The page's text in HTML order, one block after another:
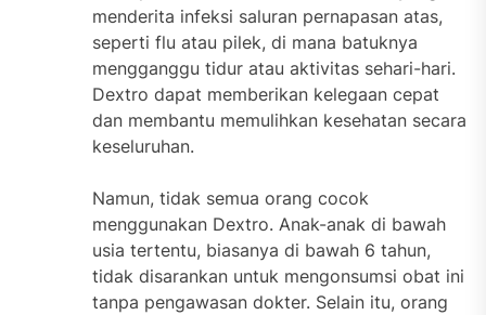
menderita infeksi saluran pernapasan atas,
seperti flu atau pilek, di mana batuknya
mengganggu tidur atau aktivitas sehari-hari.
Dextro dapat memberikan kelegaan cepat
dan membantu memulihkan kesehatan secara
keseluruhan.
Namun, tidak semua orang cocok
menggunakan Dextro. Anak-anak di bawah
usia tertentu, biasanya di bawah 6 tahun,
tidak disarankan untuk mengonsumsi obat ini
tanpa pengawasan dokter. Selain itu, orang